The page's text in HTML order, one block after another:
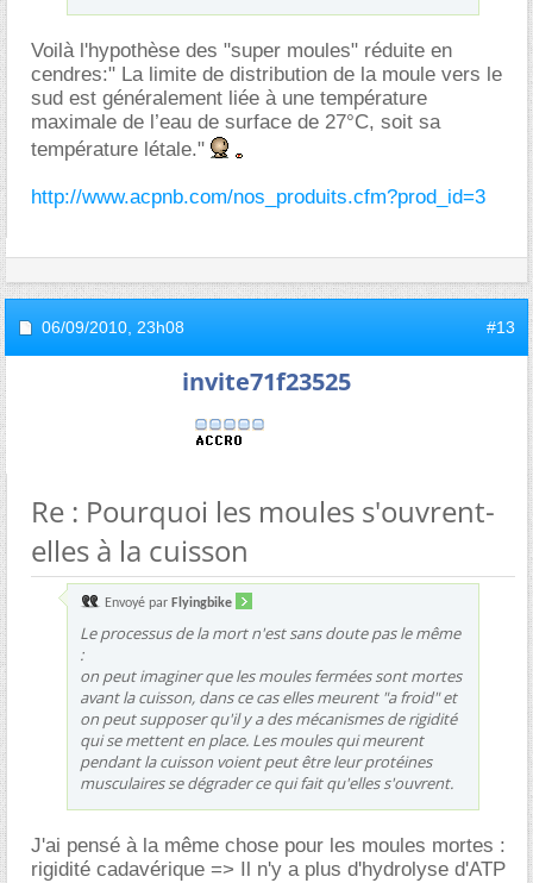
Voilà l'hypothèse des "super moules" réduite en
cendres:" La limite de distribution de la moule vers le
sud est généralement liée à une température
maximale de l’eau de surface de 27°C, soit sa
température létale."
http://www.acpnb.com/nos_produits.cfm?prod_id=3
06/09/2010, 23h08 #13
invite71f23525
Re : Pourquoi les moules s'ouvrent-
elles à la cuisson
Envoyé par Flyingbike
Le processus de la mort n'est sans doute pas le même
:
on peut imaginer que les moules fermées sont mortes
avant la cuisson, dans ce cas elles meurent "a froid" et
on peut supposer qu'il y a des mécanismes de rigidité
qui se mettent en place. Les moules qui meurent
pendant la cuisson voient peut être leur protéines
musculaires se dégrader ce qui fait qu'elles s'ouvrent.
J'ai pensé à la même chose pour les moules mortes :
rigidité cadavérique => Il n'y a plus d'hydrolyse d'ATP